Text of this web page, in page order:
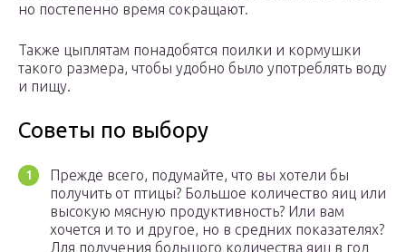
но постепенно время сокращают.
Также цыплятам понадобятся поилки и кормушки
такого размера, чтобы удобно было употреблять воду
и пищу.
Советы по выбору
Прежде всего, подумайте, что вы хотели бы
получить от птицы? Большое количество яиц или
высокую мясную продуктивность? Или вам
хочется и то и другое, но в средних показателях?
Для получения большого количества яиц в год